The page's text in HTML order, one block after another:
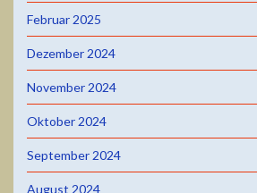
Februar 2025
Dezember 2024
November 2024
Oktober 2024
September 2024
August 2024